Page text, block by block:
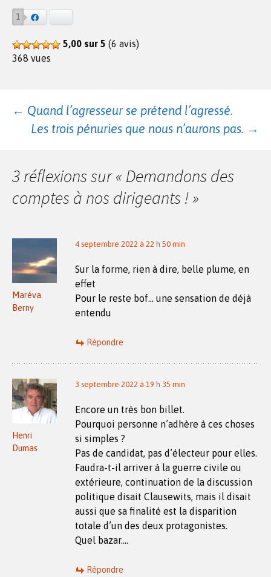
1
5,00 sur 5 (6 avis)
368 vues
Navigation
articles
← Quand l’agresseur se prétend l’agressé.
Les trois pénuries que nous n’aurons pas. →
3 réflexions sur « Demandons des
comptes à nos dirigeants !»
Maréva
Berny
4 septembre 2022 à 22 h 50 min
Sur la forme, rien à dire, belle plume, en
effet
Pour le reste bof… une sensation de déjà
entendu
Répondre
Henri
Dumas
3 septembre 2022 à 19 h 35 min
Encore un très bon billet.
Pourquoi personne n’adhère à ces choses
si simples ?
Pas de candidat, pas d’électeur pour elles.
Faudra-t-il arriver à la guerre civile ou
extérieure, continuation de la discussion
politique disait Clausewits, mais il disait
aussi que sa finalité est la disparition
totale d’un des deux protagonistes.
Quel bazar….
Répondre